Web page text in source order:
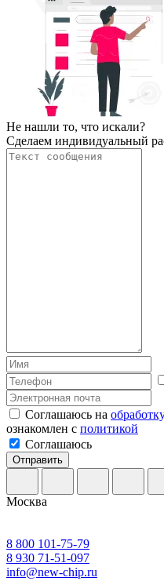
Не нашли то, что искали?
Сделаем индивидуальный
Соглашаюсь на
ознакомлен с политикой
Соглашаюсь
Отправить
Москва
8 800 101-75-79
8 930 71-51-097
info@new-chip.ru